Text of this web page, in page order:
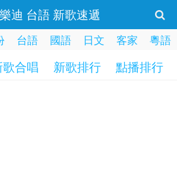
迪 台語 新歌速遞
台語 國語 日文 客家 粵語
歌合唱 新歌排行 點播排行